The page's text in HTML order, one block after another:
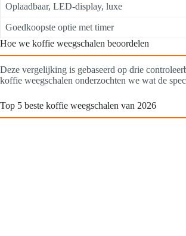
Oplaadbaar, LED-display, luxe
Goedkoopste optie met timer
Hoe we koffie weegschalen beoordelen
Deze vergelijking is gebaseerd op drie
koffie weegschalen onderzochten we wat de
Top 5 beste koffie weegschalen van 2026